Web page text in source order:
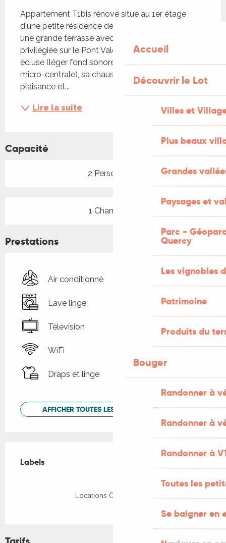
Accueil
Découvrir le Lot
Villes et
Plus beaux
Grandes
Paysages et
Parc -
Quercy
Les vignobles
Patrimoine
Produits du
Bouger
Randonner à
Randonner à
Randonner à
Toutes les
Se baigner en
Appartement T1bis rénové situé au 1er étage
d'une petite résidence de caractère. Il s'ouvre sur
une grande terrasse avec salon de jardin et vue
privilégiée sur le Pont Valentré, le Lot et son
écluse (léger fond sonore lié à l'eau et à une
micro-centrale), sa chaussée, la navigation de
plaisance et...
Lire la suite
Capacité
2 Personne(s)
1 Chambre(s)
Prestations
Air conditionné
Lave linge
Télévision
WiFi
Draps et linge
AFFICHER TOUTES LES PRESTATIONS
Labels
Labels
Locations CléVacances